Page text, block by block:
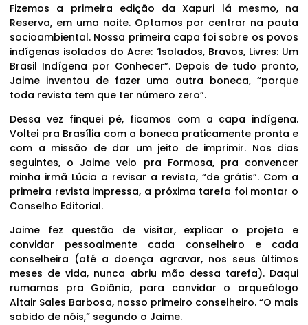
Fizemos a primeira edição da Xapuri lá mesmo, na
Reserva, em uma noite. Optamos por centrar na pauta
socioambiental. Nossa primeira capa foi sobre os povos
indígenas isolados do Acre: ‘Isolados, Bravos, Livres: Um
Brasil Indígena por Conhecer”. Depois de tudo pronto,
Jaime inventou de fazer uma outra boneca, “porque
toda revista tem que ter número zero”.
Dessa vez finquei pé, ficamos com a capa indígena.
Voltei pra Brasília com a boneca praticamente pronta e
com a missão de dar um jeito de imprimir. Nos dias
seguintes, o Jaime veio pra Formosa, pra convencer
minha irmã Lúcia a revisar a revista, “de grátis”. Com a
primeira revista impressa, a próxima tarefa foi montar o
Conselho Editorial.
Jaime fez questão de visitar, explicar o projeto e
convidar pessoalmente cada conselheiro e cada
conselheira (até a doença agravar, nos seus últimos
meses de vida, nunca abriu mão dessa tarefa). Daqui
rumamos pra Goiânia, para convidar o arqueólogo
Altair Sales Barbosa, nosso primeiro conselheiro. “O mais
sabido de nóis,” segundo o Jaime.